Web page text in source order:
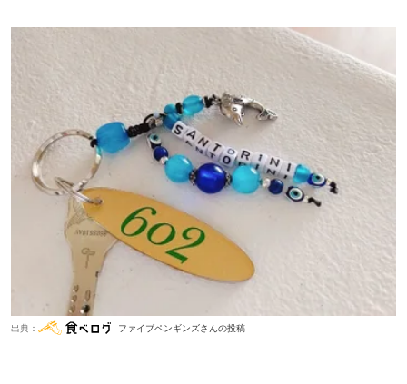
出典： ファイブペンギンズさんの投稿